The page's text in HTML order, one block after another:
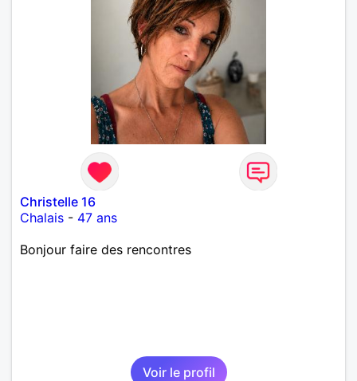
Christelle 16
Chalais - 47 ans
Bonjour faire des rencontres
Voir le profil